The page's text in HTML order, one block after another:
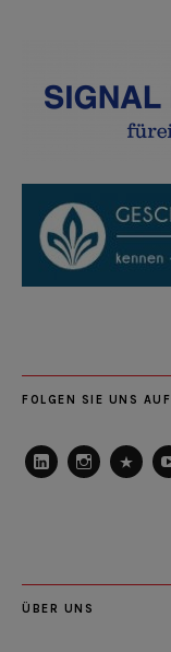
FOLGEN SIE UNS AUF
ÜBER UNS